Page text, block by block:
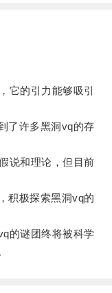
的引力能够吸引
许多黑洞vq的存
和理论，但目前
极探索黑洞vq的
谜团终将被科学